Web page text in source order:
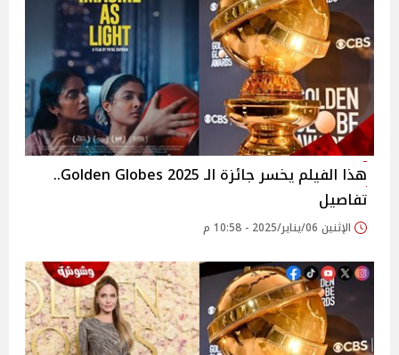
هذا الفيلم يخسر جائزة الـ Golden Globes 2025..
تفاصيل
الإثنين 06/يناير/2025 - 10:58 م